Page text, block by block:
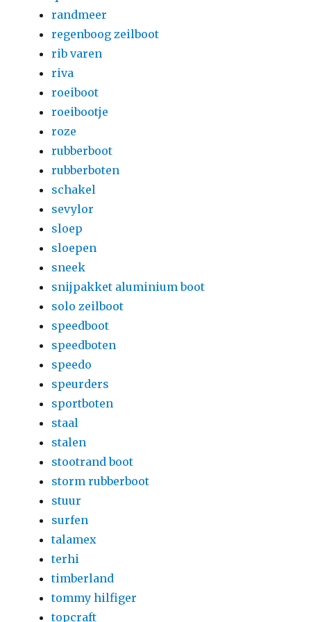
randmeer
regenboog zeilboot
rib varen
riva
roeiboot
roeibootje
roze
rubberboot
rubberboten
schakel
sevylor
sloep
sloepen
sneek
snijpakket aluminium boot
solo zeilboot
speedboot
speedboten
speedo
speurders
sportboten
staal
stalen
stootrand boot
storm rubberboot
stuur
surfen
talamex
terhi
timberland
tommy hilfiger
topcraft